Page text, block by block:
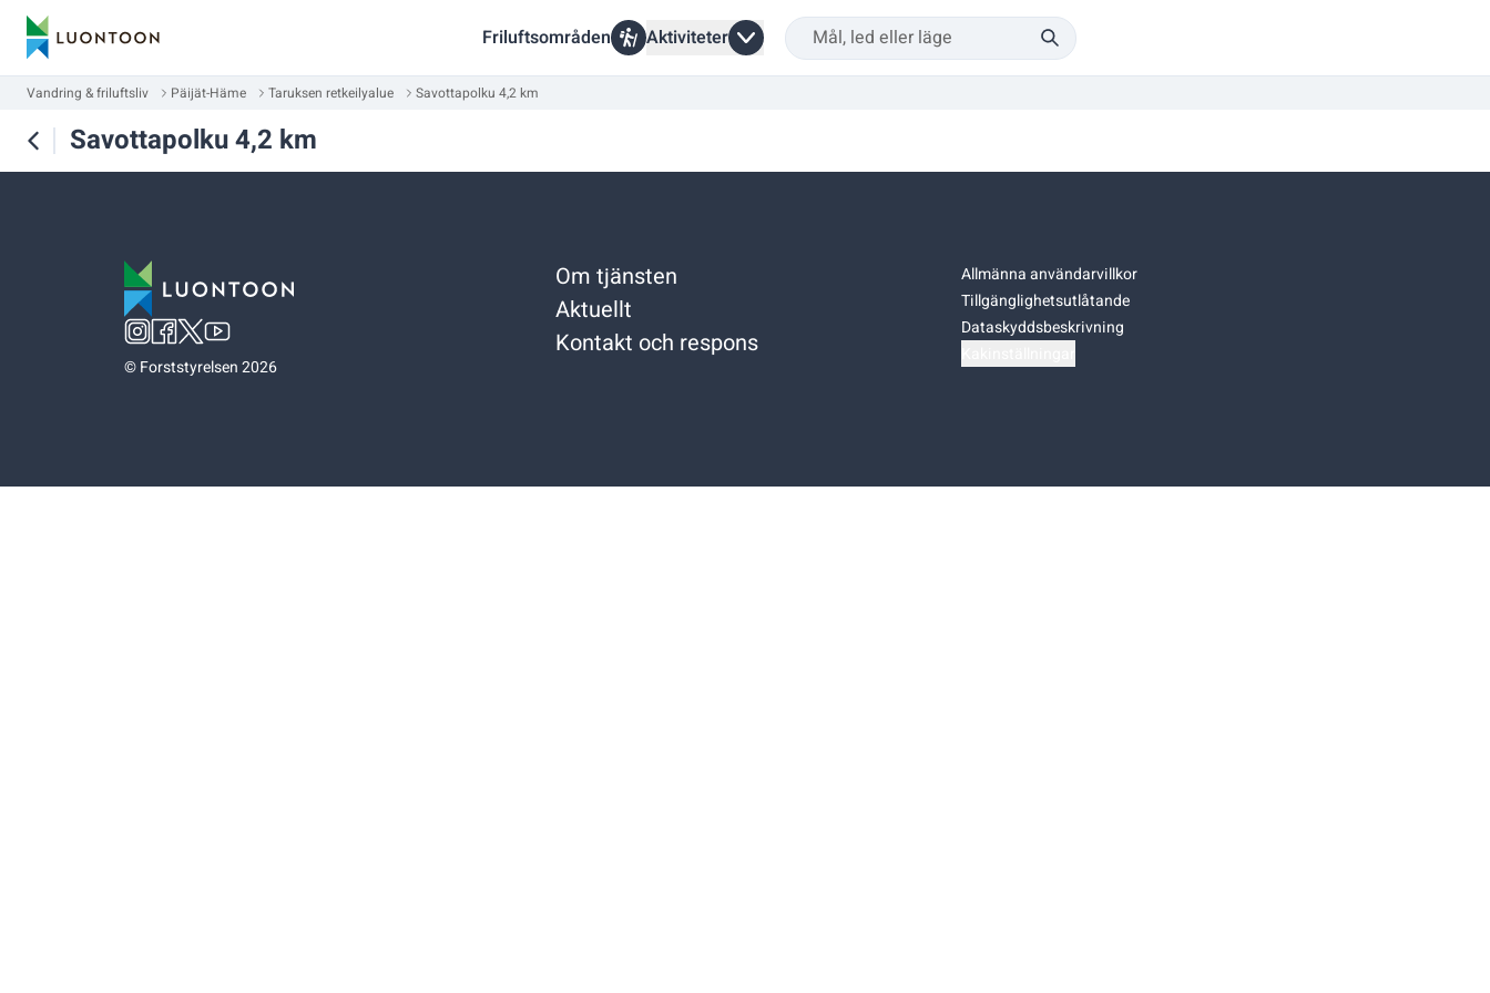
Friluftsområden Aktiviteter
Vandring & friluftsliv Päijät-Häme Taruksen retkeilyalue Savottapolku 4,2 km
Savottapolku 4,2 km
©Forststyrelsen 2026
Om tjänsten
Aktuellt
Kontakt och respons
Allmänna användarvillkor
Tillgänglighetsutlåtande
Dataskyddsbeskrivning